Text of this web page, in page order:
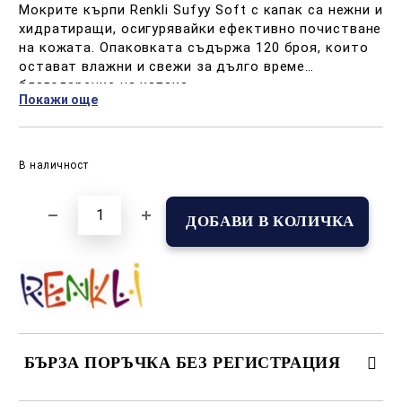
Мокрите кърпи Renkli Sufyy Soft с капак са нежни и
хидратиращи, осигурявайки ефективно почистване
на кожата. Опаковката съдържа 120 броя, които
остават влажни и свежи за дълго време
благодарение на капака.
Покажи още
В наличност
БЪРЗА ПОРЪЧКА БЕЗ РЕГИСТРАЦИЯ